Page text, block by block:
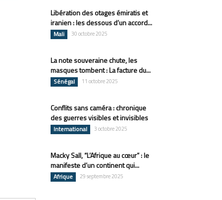
Libération des otages émiratis et
iranien : les dessous d’un accord...
Mali 30 octobre 2025
La note souveraine chute, les
masques tombent : La facture du...
Sénégal 11 octobre 2025
Conflits sans caméra : chronique
des guerres visibles et invisibles
International 3 octobre 2025
Macky Sall, “L’Afrique au cœur” : le
manifeste d’un continent qui...
Afrique 29 septembre 2025